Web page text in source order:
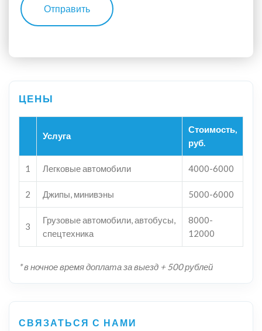
Отправить
Услуга
Стоимость,
руб.
1 Легковые автомобили 4000-6000
2 Джипы, минивэны 5000-6000
3
Грузовые автомобили, автобусы,
спецтехника
8000-
12000
* в ночное время доплата за выезд + 500 рублей
СВЯЗАТЬСЯ С НАМИ